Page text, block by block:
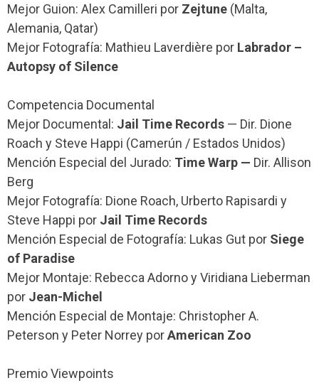
Mejor Guion: Alex Camilleri por Zejtune (Malta,
Alemania, Qatar)
Mejor Fotografía: Mathieu Laverdière por Labrador –
Autopsy of Silence
Competencia Documental
Mejor Documental: Jail Time Records — Dir. Dione
Roach y Steve Happi (Camerún / Estados Unidos)
Mención Especial del Jurado: Time Warp — Dir. Allison
Berg
Mejor Fotografía: Dione Roach, Urberto Rapisardi y
Steve Happi por Jail Time Records
Mención Especial de Fotografía: Lukas Gut por Siege
of Paradise
Mejor Montaje: Rebecca Adorno y Viridiana Lieberman
por Jean-Michel
Mención Especial de Montaje: Christopher A.
Peterson y Peter Norrey porAmerican Zoo
Premio Viewpoints